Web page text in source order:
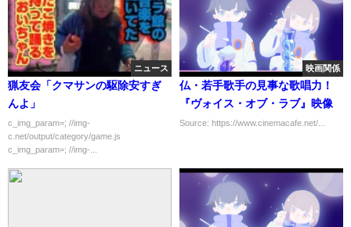
ニュース
猟友会「クマサンの駆除安すぎ
んよ」
c_img_param=; //img-
c.net/output/category/game.js
c_img_param=; //img-...
映画関係
仏・若手歌手の見事な歌唱力！
『ヴォイス・オブ・ラブ』映像
Source: https://www.cinemacafe.net/...